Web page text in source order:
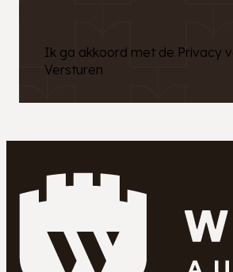
Ik ga akkoord met de Privacy
Versturen